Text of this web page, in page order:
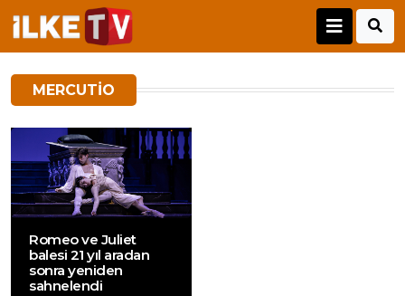
MERCUTIO
Romeo ve Juliet
balesi 21 yıl aradan
sonra yeniden
sahnelendi